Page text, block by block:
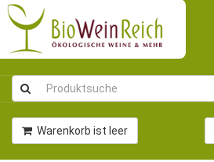
Warenkorb ist leer